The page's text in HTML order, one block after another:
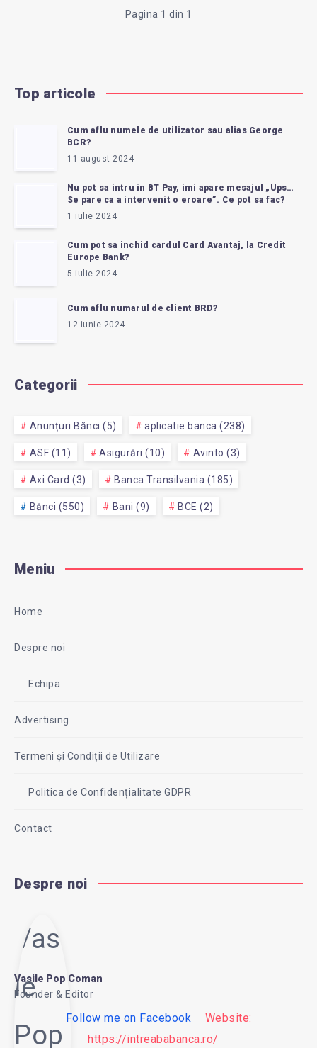
Pagina 1 din 1
Top articole
Cum aflu numele de utilizator sau alias George
BCR?
11 august 2024
Nu pot sa intru in BT Pay, imi apare mesajul „Ups…
Se pare ca a intervenit o eroare”. Ce pot sa fac?
1 iulie 2024
Cum pot sa inchid cardul Card Avantaj, la Credit
Europe Bank?
5 iulie 2024
Cum aflu numarul de client BRD?
12 iunie 2024
Categorii
Anunțuri Bănci (5) aplicatie banca (238)
ASF (11) Asigurări (10) Avinto (3)
Axi Card (3) Banca Transilvania (185)
Bănci (550) Bani (9) BCE (2)
Meniu
Home
Despre noi
Echipa
Advertising
Termeni și Condiții de Utilizare
Politica de Confidențialitate GDPR
Contact
Despre noi
Vasi
le
Pop
Vasile Pop Coman
Founder & Editor
Follow me on Facebook
Website:
https://intreababanca.ro/